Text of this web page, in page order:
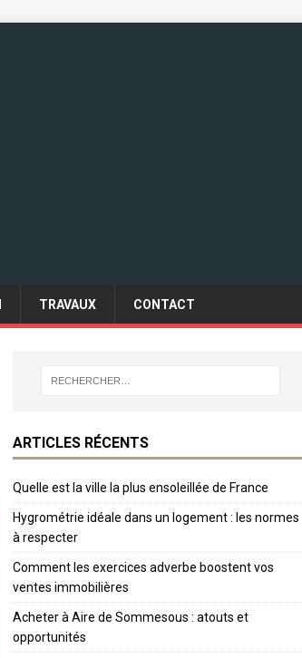
TRAVAUX CONTACT
ARTICLES RÉCENTS
Quelle est la ville la plus ensoleillée de France
Hygrométrie idéale dans un logement : les normes
à respecter
Comment les exercices adverbe boostent vos
ventes immobilières
Acheter à Aire de Sommesous : atouts et
opportunités